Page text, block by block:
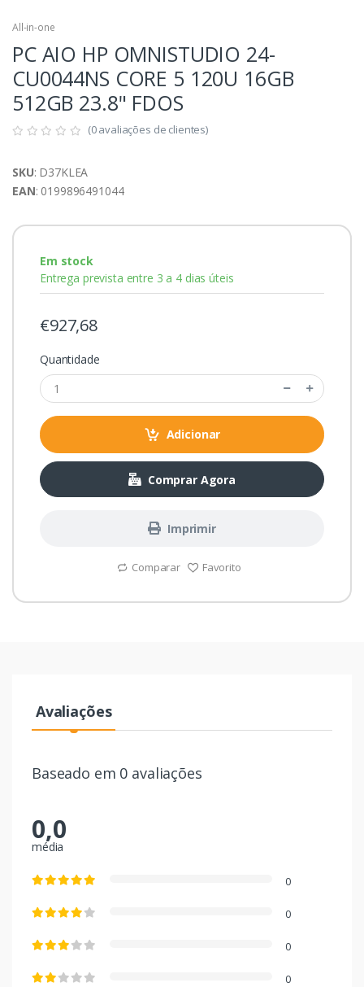
All-in-one
PC AIO HP OMNISTUDIO 24-
CU0044NS CORE 5 120U 16GB
512GB 23.8" FDOS
(0 avaliações de clientes)
SKU: D37KLEA
EAN: 0199896491044
Em stock
Entrega prevista entre 3 a 4 dias úteis
€927,68
Quantidade
Adicionar
Comprar Agora
Imprimir
Comparar Favorito
Avaliações
Baseado em 0 avaliações
0,0
média
0
0
0
0